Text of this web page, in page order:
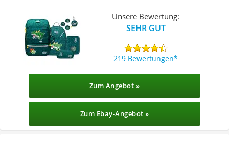
Unsere Bewertung:
SEHR GUT
219 Bewertungen
Zum Angebot »
Zum Ebay-Angebot »